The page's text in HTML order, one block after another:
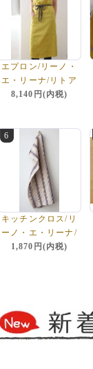
エプロン/リーノ・
エ・リーナ/リトア
ニアリネン/麻/lino
8,140円(内税)
キッチンクロス/リ
ーノ・エ・リーナ/
キリトアニアリネ
1,870円(内税)
6